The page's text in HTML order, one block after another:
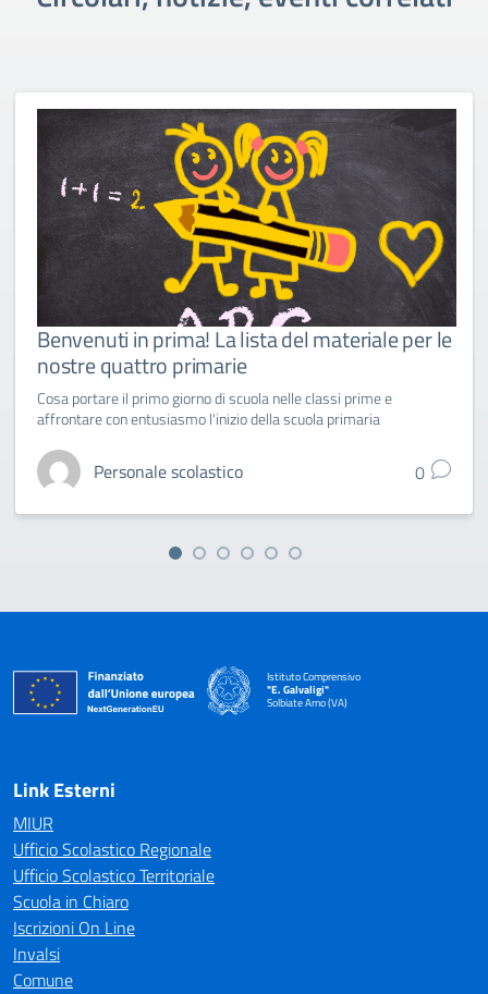
Benvenuti in prima! La lista del materiale per le
nostre quattro primarie
Cosa portare il primo giorno di scuola nelle classi prime e
affrontare con entusiasmo l'inizio della scuola primaria
Personale scolastico 0
Istituto Comprensivo
"E. Galvaligi"
Solbiate Arno (VA)
Link Esterni
MIUR
Ufficio Scolastico Regionale
Ufficio Scolastico Territoriale
Scuola in Chiaro
Iscrizioni On Line
Invalsi
Comune